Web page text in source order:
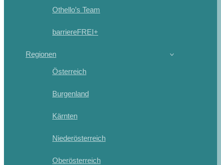
Othello’s Team
barriereFREI+
Regionen
Österreich
Burgenland
Kärnten
Niederösterreich
Oberösterreich